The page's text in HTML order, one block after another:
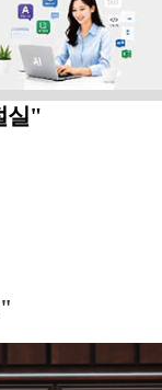
실"